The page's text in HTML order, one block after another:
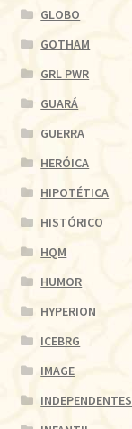
GLOBO
GOTHAM
GRL PWR
GUARÁ
GUERRA
HERÓICA
HIPOTÉTICA
HISTÓRICO
HQM
HUMOR
HYPERION
ICEBRG
IMAGE
INDEPENDENTES